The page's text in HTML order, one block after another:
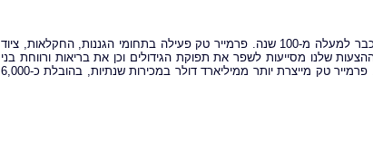
ב- Premier Tech, אנחנו עושים שינוי על ידי חיבור בין אנשים לטכנולוגיות - כבר למעלה מ-100 שנה. פרמייר טק פעילה בתחומי הגננות, החקלאות, ציוד
שלנו מסייעות לשפר את תפוקת הגידולים וכן את בריאות ורווחת בני
אדם ובעלי חיים, מגנות על משאבי מים ומגבירות את הפרודוקטיביות בייצור. פרמייר טק מייצרת יותר ממיליארד דולר במכירות שנתיות, בהובלת כ-6,000